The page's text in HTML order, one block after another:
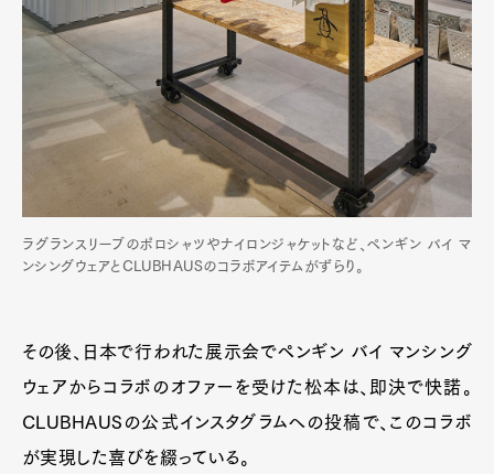
ラグランスリーブのポロシャツやナイロンジャケットなど、ペンギン バイ マ
ンシングウェアとCLUBHAUSのコラボアイテムがずらり。
その後、日本で行われた展示会でペンギン バイ マンシング
ウェアからコラボのオファーを受けた松本は、即決で快諾。
CLUBHAUSの公式インスタグラムへの投稿で、このコラボ
が実現した喜びを綴っている。